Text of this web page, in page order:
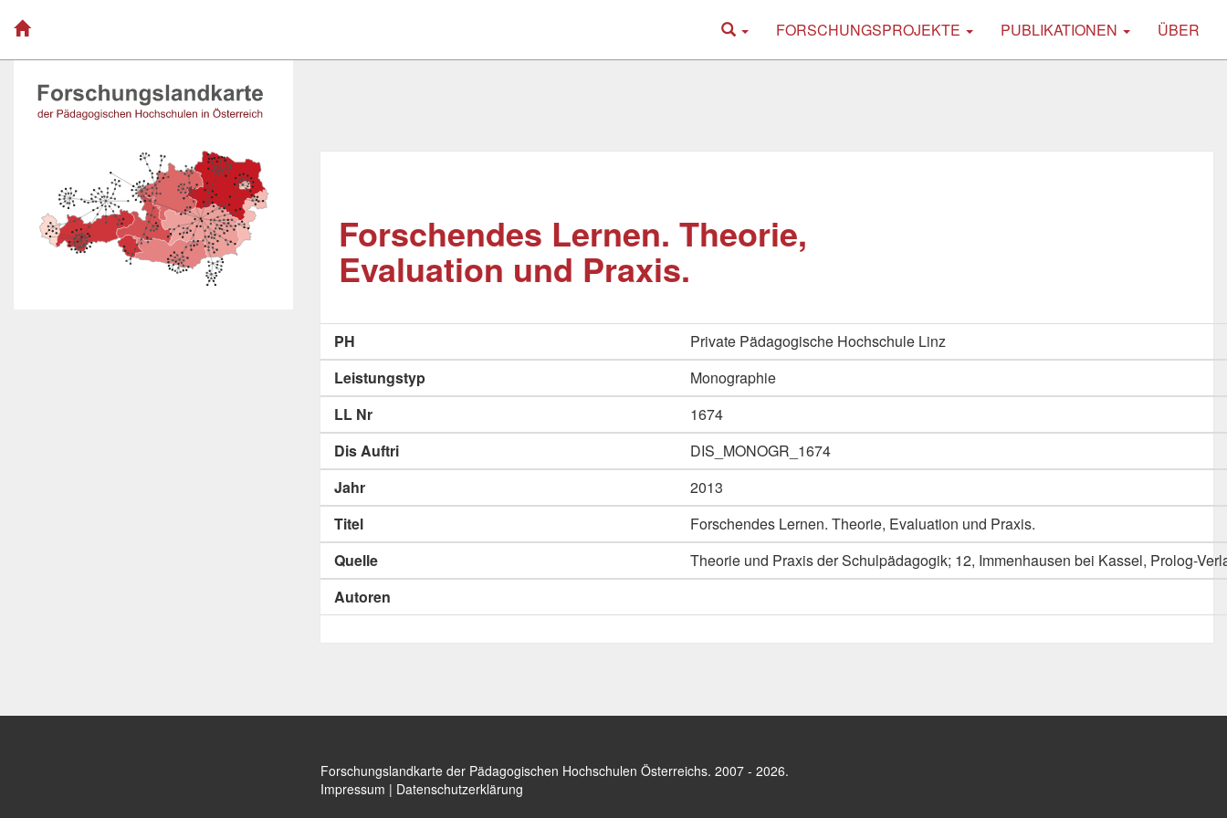
FORSCHUNGSPROJEKTE PUBLIKATIONEN ÜBER
Forschendes Lernen. Theorie,
Evaluation und Praxis.
PH
Private Pädagogische Hochschule Linz
Leistungstyp
Monographie
LL Nr
1674
Dis Auftri
DIS_MONOGR_1674
Jahr
2013
Titel
Forschendes Lernen. Theorie, Evaluation und Praxis.
Quelle
Theorie und Praxis der Schulpädagogik; 12, Immenhausen bei Kassel, Prolog-
Autoren
Forschungslandkarte der Pädagogischen Hochschulen Österreichs. 2007 - 2026.
Impressum | Datenschutzerklärung